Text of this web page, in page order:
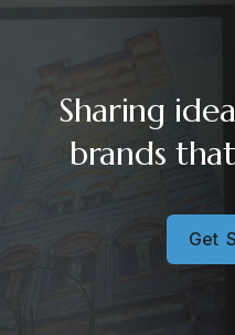
Sharing
brands
Get